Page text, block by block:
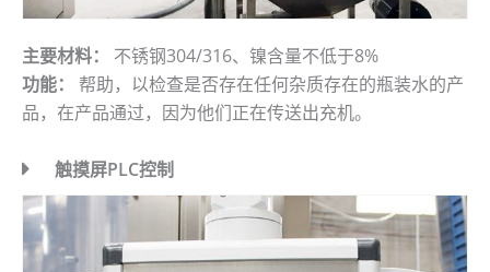
主要材料：
不锈钢304/316、镍含量不低于8%
功能：
帮助，以检查是否存在任何杂质存在的瓶装水的产
品，在产品通过，因为他们正在传送出充机。
触摸屏PLC控制